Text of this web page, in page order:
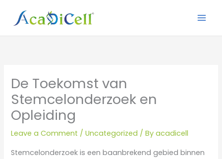
De Toekomst van
Stemcelonderzoek en
Opleiding
Leave a Comment /Uncategorized / Byacadicell
Stemcelonderzoek is een baanbrekend gebied binnen